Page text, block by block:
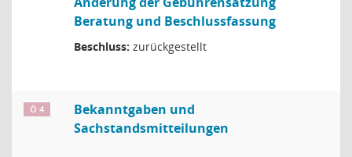
Beratung und Beschlussfassung
Beschluss: zurückgestellt
Ö 4
Bekanntgaben und
Sachstandsmitteilungen